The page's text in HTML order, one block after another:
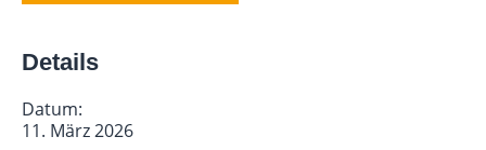
Details
Datum:
11. März 2026